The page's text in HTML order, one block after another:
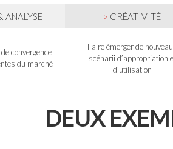
ANALYSE > CRÉATIVITÉ
convergence
du marché
Faire émerger de
scénarii d’appropriation
d’utilisation
DEUX